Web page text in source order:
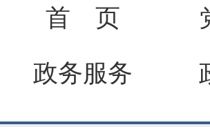
首 页
政务服务